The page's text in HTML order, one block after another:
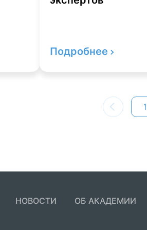
Подробнее
НОВОСТИ ОБ АКАДЕМИИ